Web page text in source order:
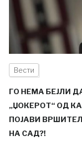
Вести
ГО НЕМА БЕЈЛИ
„ЏОКЕРОТ“ ОД
ПОЈАВИ
НА САД?!